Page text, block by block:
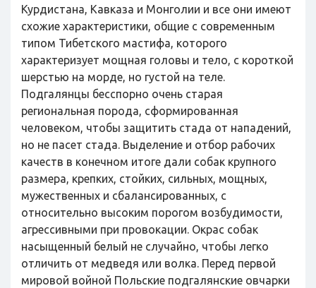
Курдистана, Кавказа и Монголии и все они имеют
схожие характеристики, общие с современным
типом Тибетского мастифа, которого
характеризует мощная головы и тело, с короткой
шерстью на морде, но густой на теле.
Подгалянцы бесспорно очень старая
региональная порода, сформированная
человеком, чтобы защитить стада от нападений,
но не пасет стада. Выделение и отбор рабочих
качеств в конечном итоге дали собак крупного
размера, крепких, стойких, сильных, мощных,
мужественных и сбалансированных, с
относительно высоким порогом возбудимости,
агрессивными при провокации. Окрас собак
насыщенный белый не случайно, чтобы легко
отличить от медведя или волка. Перед первой
мировой войной Польские подгалянские овчарки